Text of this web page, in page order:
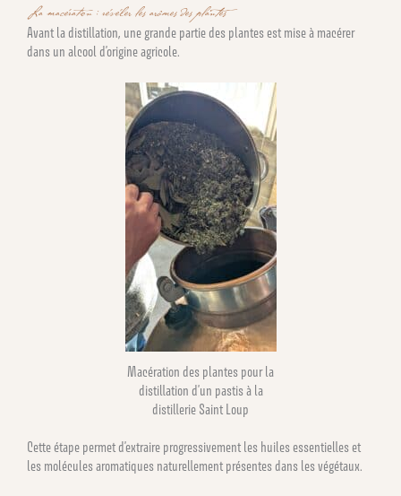
La macération : révéler les arômes des plantes
Avant la distillation, une grande partie des plantes est mise à macérer
dans un alcool d’origine agricole.
Macération des plantes pour la
distillation d’un pastis à la
distillerie Saint Loup
Cette étape permet d’extraire progressivement les huiles essentielles et
les molécules aromatiques naturellement présentes dans les végétaux.